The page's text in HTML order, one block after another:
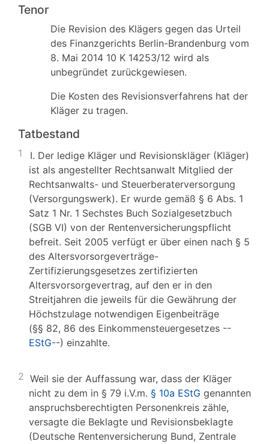
Tenor
Die Revision des Klägers gegen das Urteil
des Finanzgerichts Berlin-Brandenburg vom
8. Mai 2014 10 K 14253/12 wird als
unbegründet zurückgewiesen.
Die Kosten des Revisionsverfahrens hat der
Kläger zu tragen.
Tatbestand
1
I. Der ledige Kläger und Revisionskläger (Kläger)
ist als angestellter Rechtsanwalt Mitglied der
Rechtsanwalts- und Steuerberaterversorgung
(Versorgungswerk). Er wurde gemäß § 6 Abs. 1
Satz 1 Nr. 1 Sechstes Buch Sozialgesetzbuch
(SGB VI) von der Rentenversicherungspflicht
befreit. Seit 2005 verfügt er über einen nach § 5
des Altersvorsorgeverträge-
Zertifizierungsgesetzes zertifizierten
Altersvorsorgevertrag, auf den er in den
Streitjahren die jeweils für die Gewährung der
Höchstzulage notwendigen Eigenbeiträge
(§§ 82, 86 des Einkommensteuergesetzes --
EStG--) einzahlte.
2 Weil sie der Auffassung war, dass der Kläger
nicht zu dem in § 79 i.V.m. § 10a EStG genannten
anspruchsberechtigten Personenkreis zähle,
versagte die Beklagte und Revisionsbeklagte
(Deutsche Rentenversicherung Bund, Zentrale